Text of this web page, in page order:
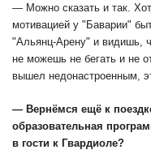
— Можно сказать и так.
мотивацией у "Баварии"
"Альянц-Арену" и видишь,
не можешь не бегать и не
вышел недонастроенным,
— Вернёмся ещё к
образовательная
в гости к Гвардиоле?